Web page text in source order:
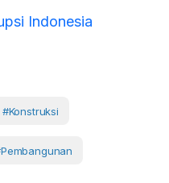
Indonesia
#Konstruksi